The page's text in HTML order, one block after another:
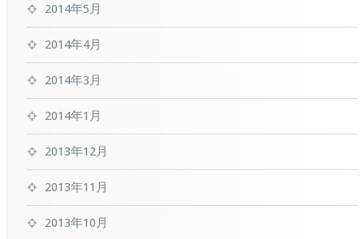
2014年5月
2014年4月
2014年3月
2014年1月
2013年12月
2013年11月
2013年10月